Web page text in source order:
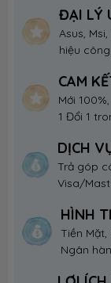
ĐẠI LÝ
Asus,
hiệu
CAM
Mới
1 Đổi 1
DỊCH
Trả góp
Visa/
HÌNH
Tiền Mặt,
Ngân